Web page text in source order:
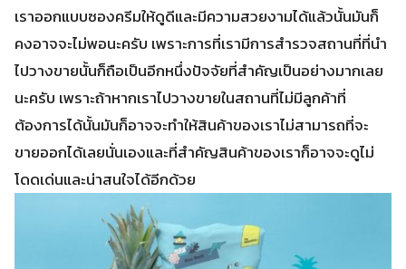
เราออกแบบซองครีมให้ดูดีและมีความสวยงามได้แล้วนั้นมันก็
คงอาจจะไม่พอนะครับ เพราะการที่เรามีการสำรวจสถานที่ที่นำ
ไปวางขายนั้นก็ถือเป็นอีกหนึ่งปัจจัยที่สำคัญเป็นอย่างมากเลย
นะครับ เพราะถ้าหากเราไปวางขายในสถานที่ไม่มีลูกค้าที่
ต้องการได้นั้นมันก็อาจจะทำให้สินค้าของเราไม่สามารถที่จะ
ขายออกได้เลยนั่นเองและที่สำคัญสินค้าของเราก็อาจจะดูไม่
โดดเด่นและน่าสนใจได้อีกด้วย